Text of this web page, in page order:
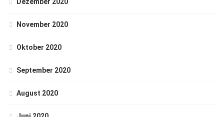
November 2020
Oktober 2020
September 2020
August 2020